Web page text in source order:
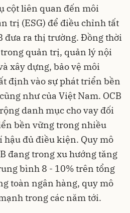
cột liên quan đến môi
trị (ESG) để điều chỉnh tất
đưa ra thị trường. Đồng thời
quản trị, quản lý nội
xây dựng, bảo vệ môi
định vào sự phát triển bền
như của Việt Nam. OCB
danh mục cho vay đối
bền vững trong nhiều
đủ điều kiện. Quy mô
đang trong xu hướng tăng
bình 8 - 10% trên tổng
toàn ngân hàng, quy mô
trong các năm tới.